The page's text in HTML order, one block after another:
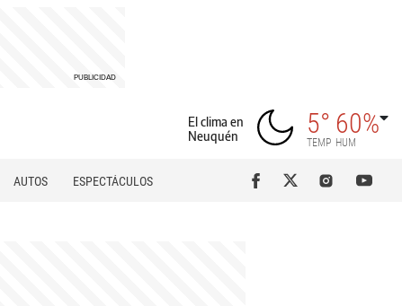
El clima en
Neuquén
5°
TEMP
60%
HUM
AUTOS
ESPECTÁCULOS